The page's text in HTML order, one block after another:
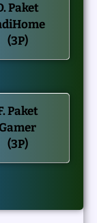
Paket
(3P)
Paket
(3P)